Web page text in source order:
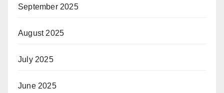
September 2025
August 2025
July 2025
June 2025